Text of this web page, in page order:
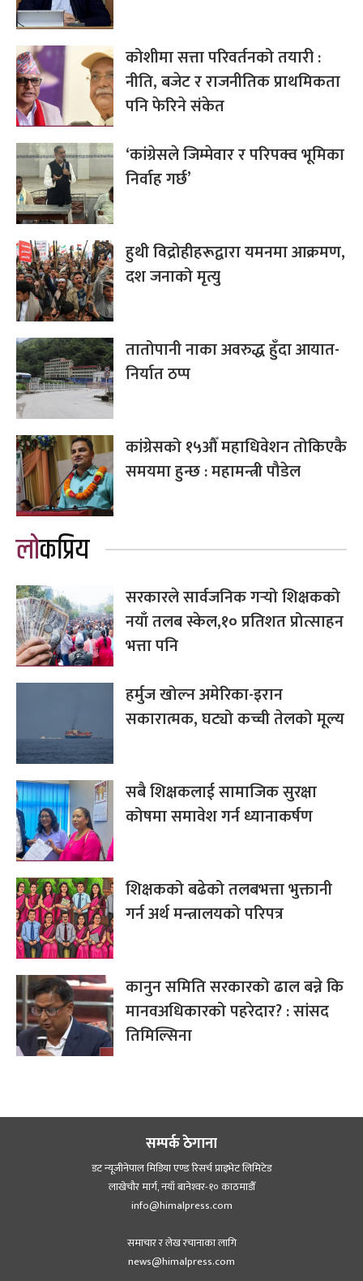
कोशीमा सत्ता परिवर्तनको तयारी :
नीति, बजेट र राजनीतिक प्राथमिकता
पनि फेरिने संकेत
‘कांग्रेसले जिम्मेवार र परिपक्व भूमिका
निर्वाह गर्छ’
हुथी विद्रोहीहरूद्वारा यमनमा आक्रमण,
दश जनाको मृत्यु
तातोपानी नाका अवरुद्ध हुँदा आयात-
निर्यात ठप्प
कांग्रेसको १५औँ महाधिवेशन तोकिएकै
समयमा हुन्छ : महामन्त्री पौडेल
लोकप्रिय
सरकारले सार्वजनिक गर्‍यो शिक्षकको
नयाँ तलब स्केल,१० प्रतिशत प्रोत्साहन
भत्ता पनि
हर्मुज खोल्न अमेरिका-इरान
सकारात्मक, घट्यो कच्ची तेलको मूल्य
सबै शिक्षकलाई सामाजिक सुरक्षा
कोषमा समावेश गर्न ध्यानाकर्षण
शिक्षकको बढेको तलबभत्ता भुक्तानी
गर्न अर्थ मन्त्रालयको परिपत्र
कानुन समिति सरकारको ढाल बन्ने कि
मानवअधिकारको पहरेदार? : सांसद
तिमिल्सिना
सम्पर्क ठेगाना
डट न्यूजीनेपाल मिडिया एण्ड रिसर्च प्राइभेट लिमिटेड
लाखेचौर मार्ग, नयाँ बानेश्‍वर-१० काठमाडौँ
info@himalpress.com
समाचार र लेख रचानाका लागि
news@himalpress.com